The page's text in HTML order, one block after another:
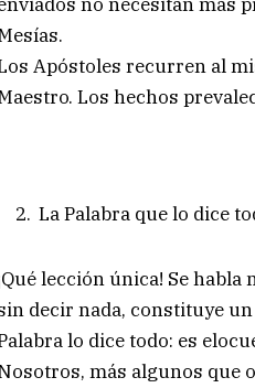
Apóstoles recurren al
Los hechos
La Palabra que lo dice
lección única! Se
decir nada, constituye
lo dice todo: es
más algunos que